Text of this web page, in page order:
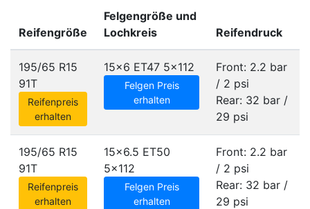
Reifengröße
Felgengröße und
Lochkreis
Reifendruck
195/65 R15
91T
Reifenpreis
erhalten
15x6 ET47 5x112
Felgen Preis
erhalten
Front: 2.2 bar
/ 2 psi
Rear: 32 bar /
29 psi
195/65 R15
91T
Reifenpreis
erhalten
15x6.5 ET50
5x112
Felgen Preis
erhalten
Front: 2.2 bar
/ 2 psi
Rear: 32 bar /
29 psi